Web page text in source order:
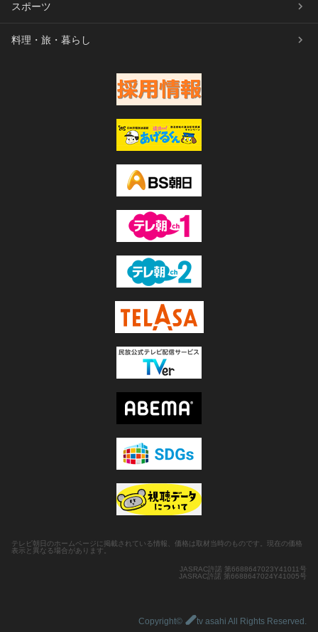
スポーツ
料理・旅・暮らし
テレビ朝日のホームページに掲載されている情報、価格は取材当時のものです。現在の価格
表示と異なる場合があります。
JASRAC許諾 第6688647023Y41011号
JASRAC許諾 第6688647024Y41005号
Copyright© tv asahi All Rights Reserved.